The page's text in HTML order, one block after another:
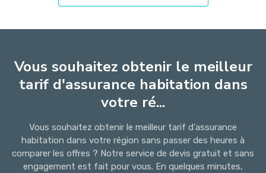
Vous souhaitez obtenir le meilleur
tarif d'assurance habitation dans
votre ré...
Vous souhaitez obtenir le meilleur tarif d'assurance
habitation dans votre région sans passer des heures à
comparer les offres ? Notre service de devis gratuit et sans
engagement est fait pour vous. En quelques minutes,